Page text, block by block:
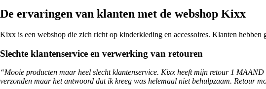
De ervaringen van klanten met de webshop Kixx
Kixx is een webshop die zich richt op kinderkleding en accessoires. Klanten
Slechte klantenservice en verwerking van retouren
“Mooie producten maar heel slecht klantenservice. Kixx heeft mijn retour 1
verzonden maar het antwoord dat ik kreeg was helemaal niet behulpzaam. Retour